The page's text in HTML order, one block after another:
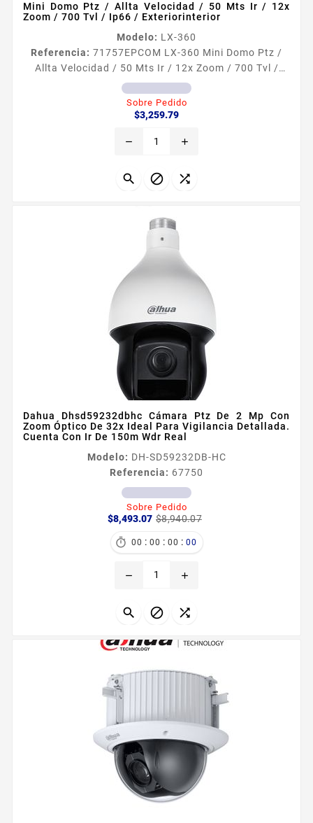
Mini Domo Ptz / Allta Velocidad / 50 Mts Ir / 12x
Zoom / 700 Tvl / Ip66 / Exteriorinterior
Modelo: LX-360
Referencia: 71757EPCOM LX-360 Mini Domo Ptz /
Allta Velocidad / 50 Mts Ir / 12x Zoom / 700 Tvl /
Ip66 / Exteriorinterior Caracteriacutesticas de la
Caacutemara CCD 13rdquo Sony EXview HAD II
700TVL color800TVL BN dWDR Iluminacioacuten
Pixeles efectivos totales 967H x 494V Lente Zoom
Sobre Pedido
$3,259.79Precio
remove add
  
Dahua Dhsd59232dbhc Cámara Ptz De 2 Mp Con
Zoom Óptico De 32x Ideal Para Vigilancia Detallada.
Cuenta Con Ir De 150m Wdr Real
Modelo: DH-SD59232DB-HC
Referencia: 67750
Sobre Pedido
$8,493.07 $8,940.07
 00 : 00 : 00 : 00
remove add
  